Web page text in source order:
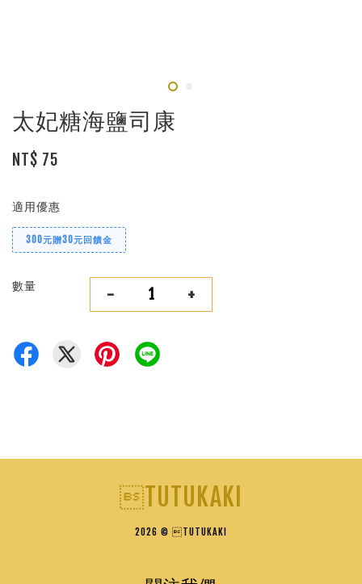
太妃糖海鹽司康
NT$ 75
適用優惠
300元贈30元回饋金
數量 - +
TUTUKAKI
2026 © TUTUKAKI